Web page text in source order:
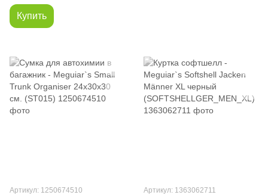
Купить
Артикул: 1250674510 Артикул: 1363062711